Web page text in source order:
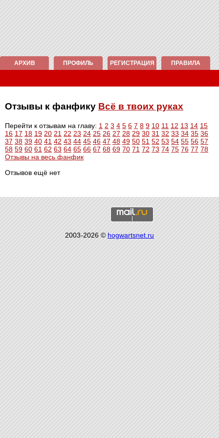
АРХИВ ПРОФИЛЬ РЕГИСТРАЦИЯ ПРАВИЛА
Отзывы к фанфику Всё в твоих руках
Перейти к отзывам на главу: 1 2 3 4 5 6 7 8 9 10 11 12 13 14 15
16 17 18 19 20 21 22 23 24 25 26 27 28 29 30 31 32 33 34 35 36
37 38 39 40 41 42 43 44 45 46 47 48 49 50 51 52 53 54 55 56 57
58 59 60 61 62 63 64 65 66 67 68 69 70 71 72 73 74 75 76 77 78
Отзывы на весь фанфик
Отзывов ещё нет
2003-2026 ©hogwartsnet.ru